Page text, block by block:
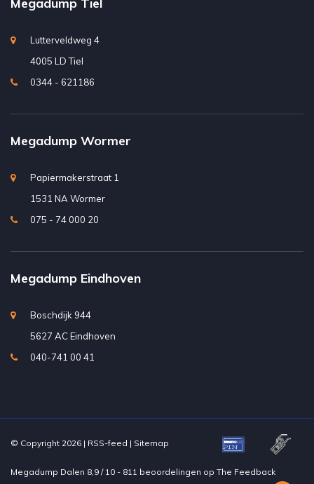
Megadump Tiel
Lutterveldweg 4
4005 LD Tiel
0344 - 621186
Megadump Wormer
Papiermakerstraat 1
1531 NA Wormer
075 - 74 000 20
Megadump Eindhoven
Boschdijk 944
5627 AC Eindhoven
040-741 00 41
© Copyright 2026 | RSS-feed | Sitemap
Megadump Dalen 8,9 / 10 - 811 beoordelingen op The Feedback